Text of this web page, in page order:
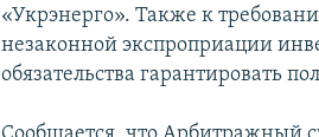
«Укрэнерго». Также к
незаконной экспроприации
обязательства гарантировать